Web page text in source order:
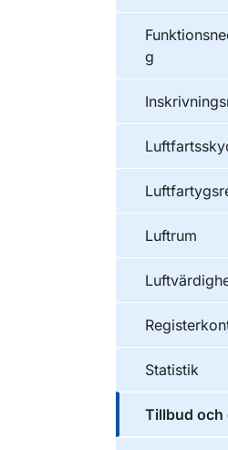
g
Luftrum
Statistik
Tillbud och